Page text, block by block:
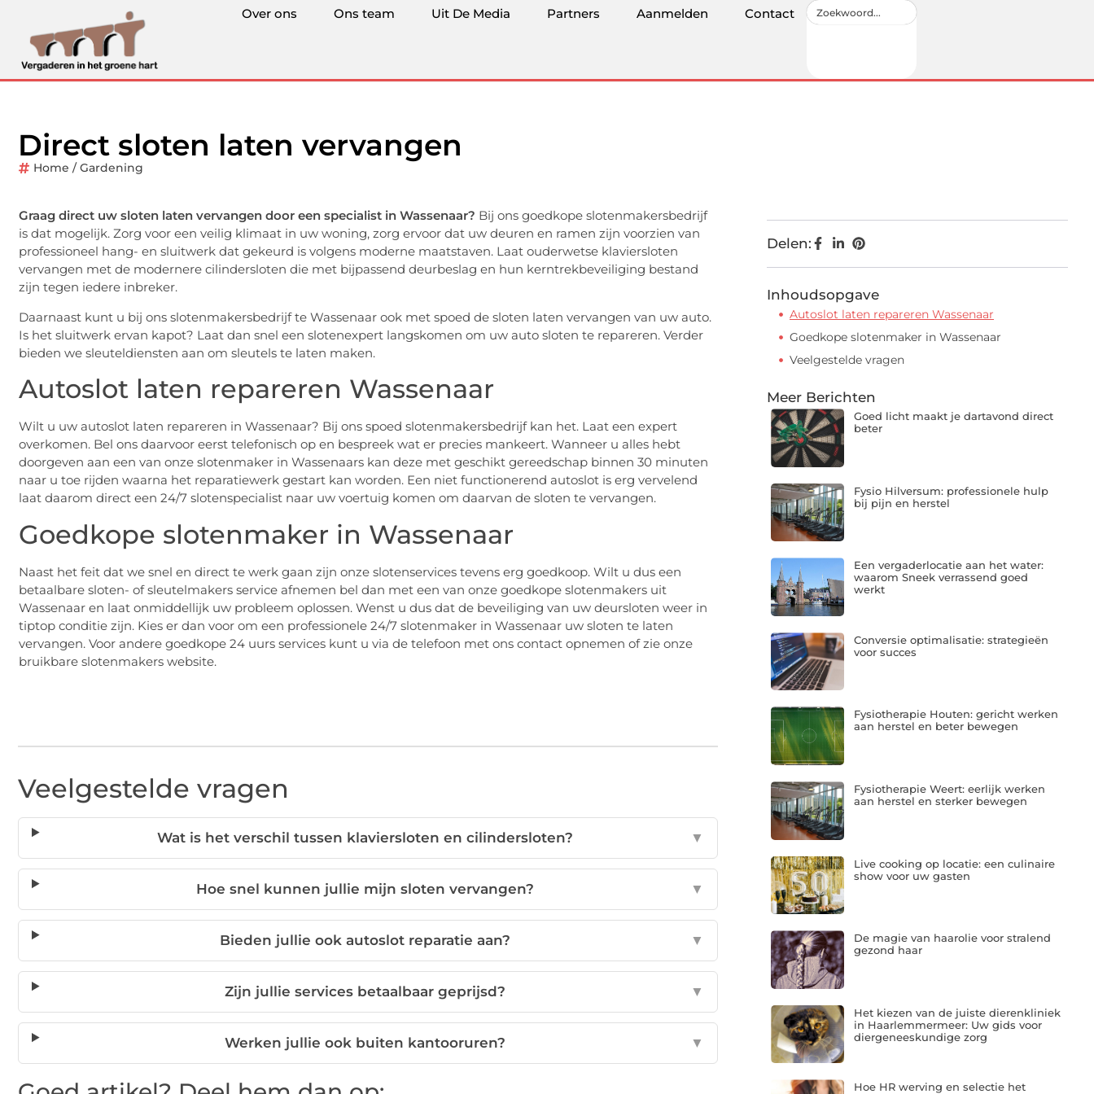
Over ons Ons team Uit De Media Partners Aanmelden Contact
Direct sloten laten vervangen
Home / Gardening
Graag direct uw sloten laten vervangen door een specialist in Wassenaar? Bij ons goedkope slotenmakersbedrijf
is dat mogelijk. Zorg voor een veilig klimaat in uw woning, zorg ervoor dat uw deuren en ramen zijn voorzien van
professioneel hang- en sluitwerk dat gekeurd is volgens moderne maatstaven. Laat ouderwetse klaviersloten
vervangen met de modernere cilindersloten die met bijpassend deurbeslag en hun kerntrekbeveiliging bestand
zijn tegen iedere inbreker.
Daarnaast kunt u bij ons slotenmakersbedrijf te Wassenaar ook met spoed de sloten laten vervangen van uw auto.
Is het sluitwerk ervan kapot? Laat dan snel een slotenexpert langskomen om uw auto sloten te repareren. Verder
bieden we sleuteldiensten aan om sleutels te laten maken.
Autoslot laten repareren Wassenaar
Wilt u uw autoslot laten repareren in Wassenaar? Bij ons spoed slotenmakersbedrijf kan het. Laat een expert
overkomen. Bel ons daarvoor eerst telefonisch op en bespreek wat er precies mankeert. Wanneer u alles hebt
doorgeven aan een van onze slotenmaker in Wassenaars kan deze met geschikt gereedschap binnen 30 minuten
naar u toe rijden waarna het reparatiewerk gestart kan worden. Een niet functionerend autoslot is erg vervelend
laat daarom direct een 24/7 slotenspecialist naar uw voertuig komen om daarvan de sloten te vervangen.
Goedkope slotenmaker in Wassenaar
Naast het feit dat we snel en direct te werk gaan zijn onze slotenservices tevens erg goedkoop. Wilt u dus een
betaalbare sloten- of sleutelmakers service afnemen bel dan met een van onze goedkope slotenmakers uit
Wassenaar en laat onmiddellijk uw probleem oplossen. Wenst u dus dat de beveiliging van uw deursloten weer in
tiptop conditie zijn. Kies er dan voor om een professionele 24/7 slotenmaker in Wassenaar uw sloten te laten
vervangen. Voor andere goedkope 24 uurs services kunt u via de telefoon met ons contact opnemen of zie onze
bruikbare slotenmakers website.
Veelgestelde vragen
Wat is het verschil tussen klaviersloten en cilindersloten? ▼
Hoe snel kunnen jullie mijn sloten vervangen? ▼
Bieden jullie ook autoslot reparatie aan? ▼
Zijn jullie services betaalbaar geprijsd? ▼
Werken jullie ook buiten kantooruren? ▼
Delen:
Inhoudsopgave
Autoslot laten repareren Wassenaar
Goedkope slotenmaker in Wassenaar
Veelgestelde vragen
Meer Berichten
Goed licht maakt je dartavond direct
beter
Fysio Hilversum: professionele hulp
bij pijn en herstel
Een vergaderlocatie aan het water:
waarom Sneek verrassend goed
werkt
Conversie optimalisatie: strategieën
voor succes
Fysiotherapie Houten: gericht werken
aan herstel en beter bewegen
Fysiotherapie Weert: eerlijk werken
aan herstel en sterker bewegen
Live cooking op locatie: een culinaire
show voor uw gasten
De magie van haarolie voor stralend
gezond haar
Het kiezen van de juiste dierenkliniek
in Haarlemmermeer: Uw gids voor
diergeneeskundige zorg
Hoe HR werving en selectie het